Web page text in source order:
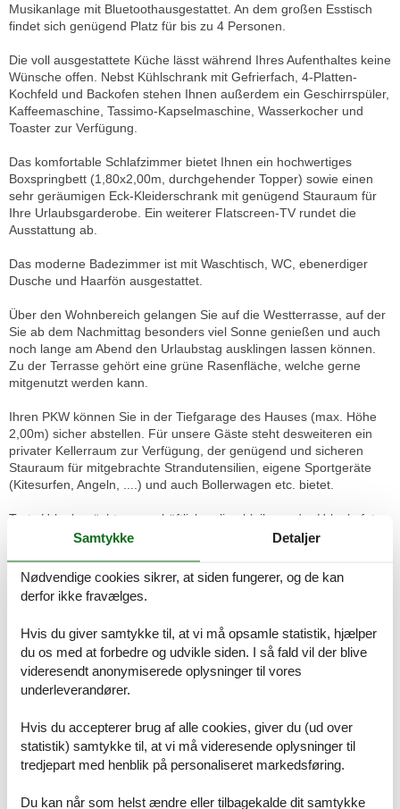
Musikanlage mit Bluetoothausgestattet. An dem großen Esstisch
findet sich genügend Platz für bis zu 4 Personen.
Die voll ausgestattete Küche lässt während Ihres Aufenthaltes keine
Wünsche offen. Nebst Kühlschrank mit Gefrierfach, 4-Platten-
Kochfeld und Backofen stehen Ihnen außerdem ein Geschirrspüler,
Kaffeemaschine, Tassimo-Kapselmaschine, Wasserkocher und
Toaster zur Verfügung.
Das komfortable Schlafzimmer bietet Ihnen ein hochwertiges
Boxspringbett (1,80x2,00m, durchgehender Topper) sowie einen
sehr geräumigen Eck-Kleiderschrank mit genügend Stauraum für
Ihre Urlaubsgarderobe. Ein weiterer Flatscreen-TV rundet die
Ausstattung ab.
Das moderne Badezimmer ist mit Waschtisch, WC, ebenerdiger
Dusche und Haarfön ausgestattet.
Über den Wohnbereich gelangen Sie auf die Westterrasse, auf der
Sie ab dem Nachmittag besonders viel Sonne genießen und auch
noch lange am Abend den Urlaubstag ausklingen lassen können.
Zu der Terrasse gehört eine grüne Rasenfläche, welche gerne
mitgenutzt werden kann.
Ihren PKW können Sie in der Tiefgarage des Hauses (max. Höhe
2,00m) sicher abstellen. Für unsere Gäste steht desweiteren ein
privater Kellerraum zur Verfügung, der genügend und sicheren
Stauraum für mitgebrachte Strandutensilien, eigene Sportgeräte
(Kitesurfen, Angeln, ....) und auch Bollerwagen etc. bietet.
Trotz Urlaub möchten geschäftlich online bleiben oder Urlaubsfotos
und Eindrücke mit Freunden teilen?! Gerne können Sie unseren
Hunde dürfen gegen eine Pauschale von 25,- € gerne mitgebracht
werden: Aufgrund der Erdgeschosslage mit Terrasse und
In diesen Preisen sind enthalten:
Energiekosten, Wasserkosten, PKW - Stellplatz
Endreinigung, Wäschepaket für 27,00 € pro Person (Das
Wäschepaket beinhaltet 1 Handtuch, 1 Duschtuch, sowie
Bettwäsche), Buchungsgebühr von 5,00 €, Kurtaxe (NS 1,60 €, HS
Samtykke Detaljer
Nødvendige cookies sikrer, at siden fungerer, og de kan
derfor ikke fravælges.
Hvis du giver samtykke til, at vi må opsamle statistik, hjælper
du os med at forbedre og udvikle siden. I så fald vil der blive
videresendt anonymiserede oplysninger til vores
underleverandører.
Hvis du accepterer brug af alle cookies, giver du (ud over
statistik) samtykke til, at vi må videresende oplysninger til
tredjepart med henblik på personaliseret markedsføring.
Du kan når som helst ændre eller tilbagekalde dit samtykke